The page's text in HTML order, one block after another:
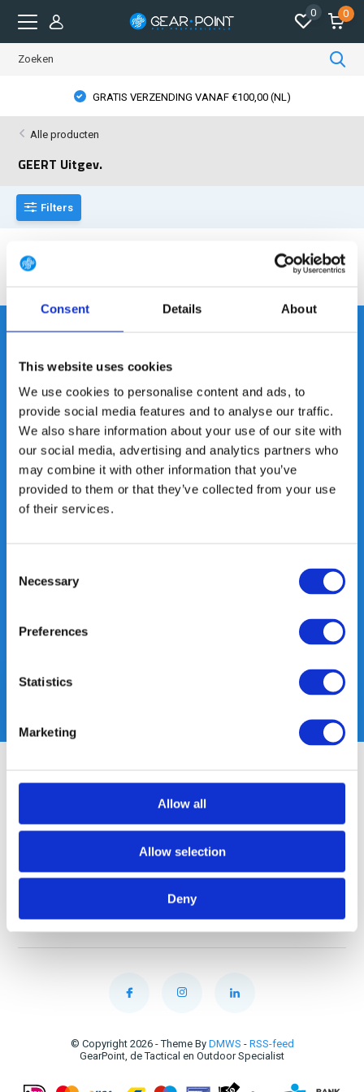
Consent Details About
This website uses cookies
We use cookies to personalise content and ads, to
provide social media features and to analyse our traffic.
We also share information about your use of our site with
our social media, advertising and analytics partners who
may combine it with other information that you’ve
provided to them or that they’ve collected from your use
of their services.
Selection
Necessary
Preferences
Statistics
Marketing
Allow all
Allow selection
Deny
0 0
GRATIS VERZENDING VANAF €100,00 (NL)
Alle producten
GEERT Uitgev.
Filters
contact met ons op.
Out of the box met klanten meedenken
info@gearpoint.nl
echt iets interessants te melden hebben.
Abonneer
Mijn account
Categorieën
Contact
© Copyright 2026 - Theme By DMWS - RSS-feed
GearPoint, de Tactical en Outdoor Specialist